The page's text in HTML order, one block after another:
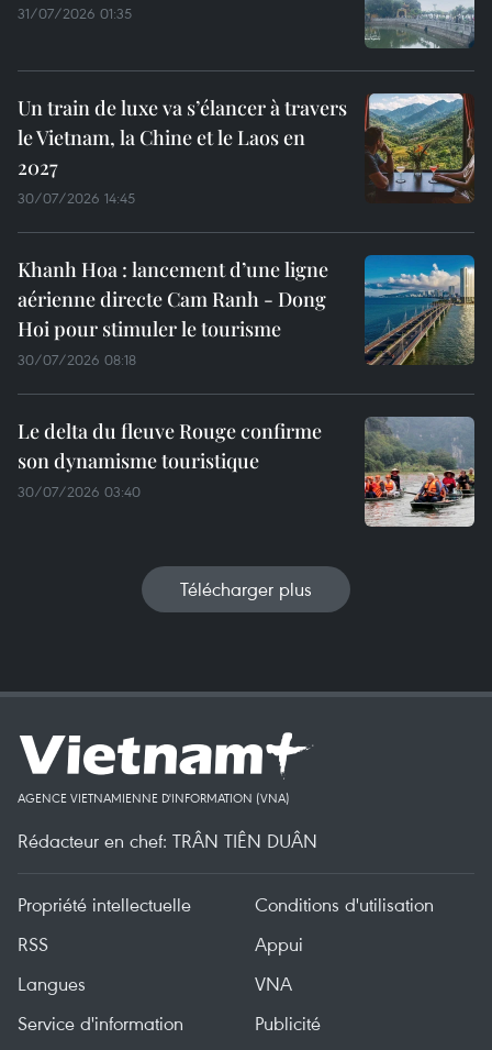
31/07/2026 01:35
Un train de luxe va s’élancer à travers
le Vietnam, la Chine et le Laos en
2027
30/07/2026 14:45
Khanh Hoa : lancement d’une ligne
aérienne directe Cam Ranh - Dong
Hoi pour stimuler le tourisme
30/07/2026 08:18
Le delta du fleuve Rouge confirme
son dynamisme touristique
30/07/2026 03:40
Télécharger plus
AGENCE VIETNAMIENNE D'INFORMATION (VNA)
Rédacteur en chef: TRÂN TIÊN DUÂN
Propriété intellectuelle
Conditions d'utilisation
RSS
Appui
Langues
VNA
Service d'information
Publicité